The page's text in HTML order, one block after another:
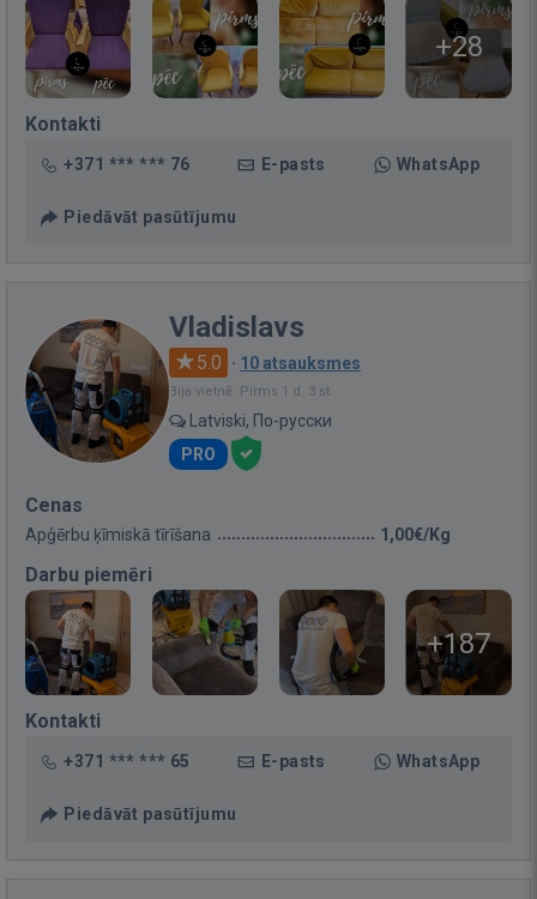
+28
Kontakti
+371 *** *** 76 E-pasts WhatsApp
Piedāvāt pasūtījumu
Vladislavs
5.0 · 10 atsauksmes
Bija vietnē: Pirms 1 d. 3 st.
Latviski, По-русски
PRO
Cenas
Apģērbu ķīmiskā tīrīšana 1,00€/Kg
Darbu piemēri
+187
Kontakti
+371 *** *** 65 E-pasts WhatsApp
Piedāvāt pasūtījumu